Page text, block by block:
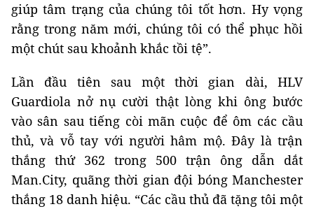
giúp tâm trạng của chúng tôi tốt hơn. Hy vọng
rằng trong năm mới, chúng tôi có thể phục hồi
một chút sau khoảnh khắc tồi tệ”.
Lần đầu tiên sau một thời gian dài, HLV
Guardiola nở nụ cười thật lòng khi ông bước
vào sân sau tiếng còi mãn cuộc để ôm các cầu
thủ, và vỗ tay với người hâm mộ. Đây là trận
thắng thứ 362 trong 500 trận ông dẫn dắt
Man.City, quãng thời gian đội bóng Manchester
thắng 18 danh hiệu. “Các cầu thủ đã tặng tôi một